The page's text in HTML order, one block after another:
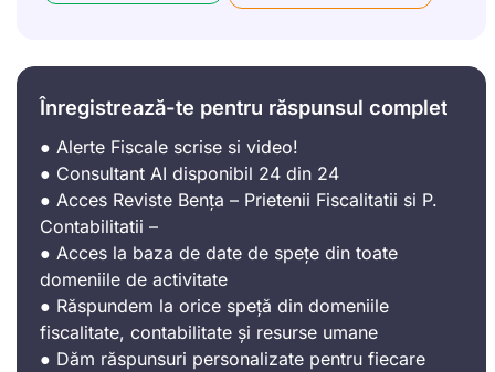
Înregistrează-te pentru răspunsul complet
● Alerte Fiscale scrise si video!
● Consultant AI disponibil 24 din 24
● Acces Reviste Bența – Prietenii Fiscalitatii si P.
Contabilitatii –
● Acces la baza de date de spețe din toate
domeniile de activitate
● Răspundem la orice speță din domeniile
fiscalitate, contabilitate și resurse umane
● Dăm răspunsuri personalizate pentru fiecare